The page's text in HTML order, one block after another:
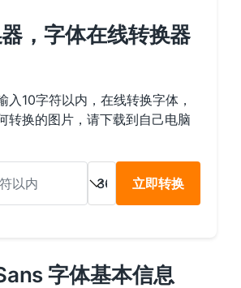
，字体在线转换器
入10字符以内，在线转换字体，
转换的图片，请下载到自己电脑
立即转换
字体基本信息